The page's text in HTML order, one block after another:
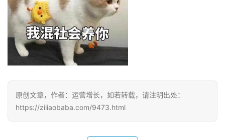
原创文章，作者：运营增长，如若转载，请注明出处：
https://ziliaobaba.com/9473.html